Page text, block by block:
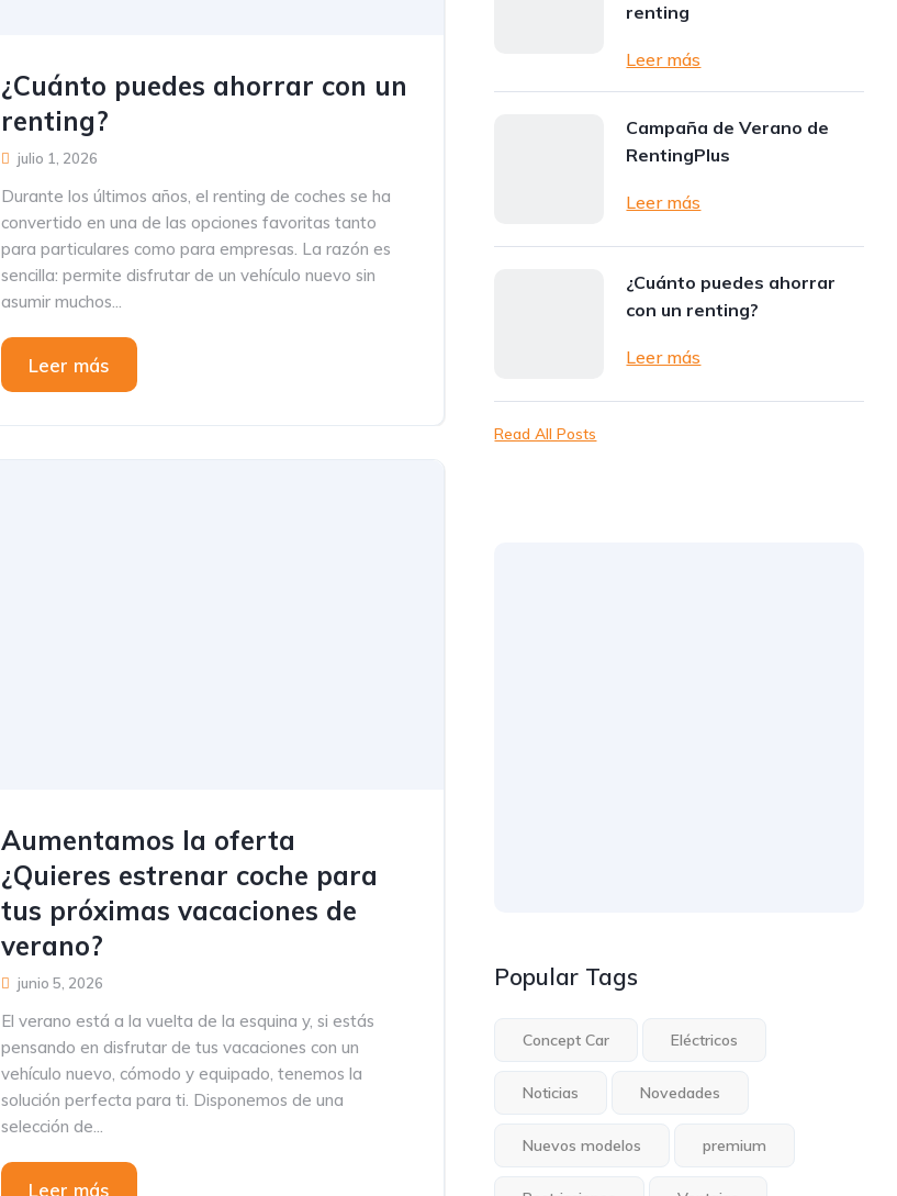
¿Cuánto puedes ahorrar con un
renting?
julio 1, 2026
Durante los últimos años, el renting de coches se ha
convertido en una de las opciones favoritas tanto
para particulares como para empresas. La razón es
sencilla: permite disfrutar de un vehículo nuevo sin
asumir muchos...
Leer más
Aumentamos la oferta
¿Quieres estrenar coche para
tus próximas vacaciones de
verano?
junio 5, 2026
El verano está a la vuelta de la esquina y, si estás
pensando en disfrutar de tus vacaciones con un
vehículo nuevo, cómodo y equipado, tenemos la
solución perfecta para ti. Disponemos de una
selección de...
Leer más
renting
Leer más
Campaña de Verano de
RentingPlus
Leer más
¿Cuánto puedes ahorrar
con un renting?
Leer más
Read All Posts
Popular Tags
Concept Car Eléctricos
Noticias Novedades
Nuevos modelos premium